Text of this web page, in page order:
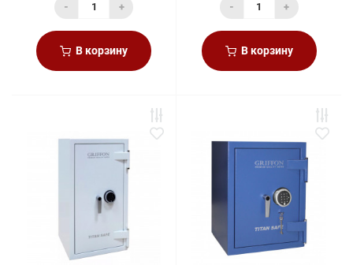
- +
В корзину
- +
В корзину